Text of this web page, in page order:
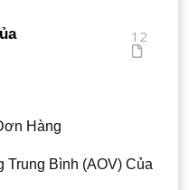
12
Hàng
Trung Bình (AOV) Của